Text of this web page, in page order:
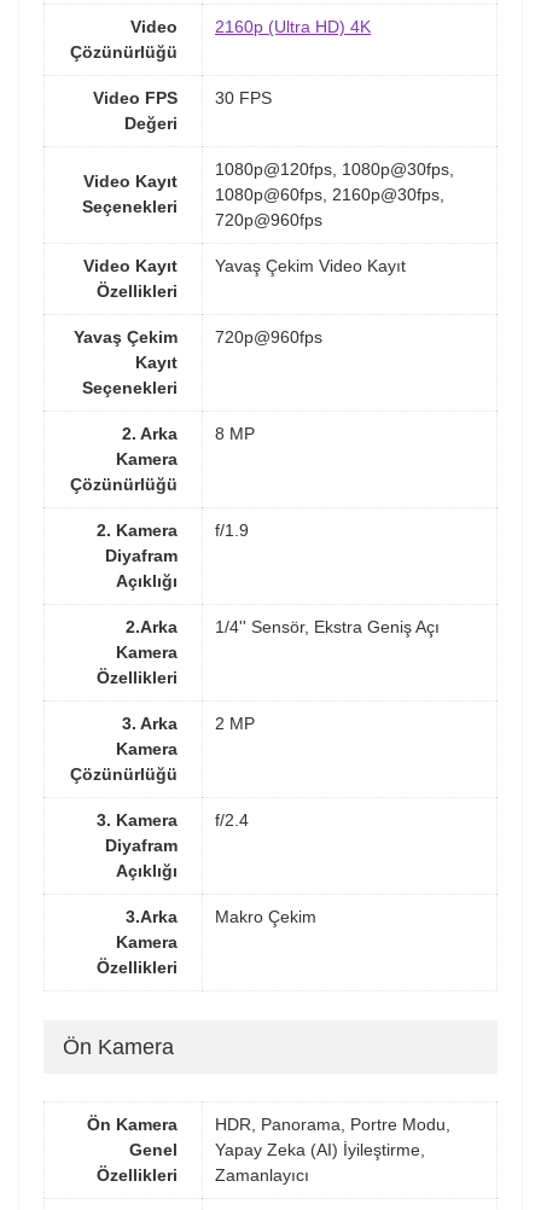
Video
Çözünürlüğü
2160p (Ultra HD) 4K
Video FPS
Değeri
30 FPS
Video Kayıt
Seçenekleri
1080p@120fps, 1080p@30fps,
1080p@60fps, 2160p@30fps,
720p@960fps
Video Kayıt
Özellikleri
Yavaş Çekim Video Kayıt
Yavaş Çekim
Kayıt
Seçenekleri
720p@960fps
2. Arka
Kamera
Çözünürlüğü
8 MP
2. Kamera
Diyafram
Açıklığı
f/1.9
2.Arka
Kamera
Özellikleri
1/4'' Sensör, Ekstra Geniş Açı
3. Arka
Kamera
Çözünürlüğü
2 MP
3. Kamera
Diyafram
Açıklığı
f/2.4
3.Arka
Kamera
Özellikleri
Makro Çekim
Ön Kamera
Ön Kamera
Genel
Özellikleri
HDR, Panorama, Portre Modu,
Yapay Zeka (AI) İyileştirme,
Zamanlayıcı